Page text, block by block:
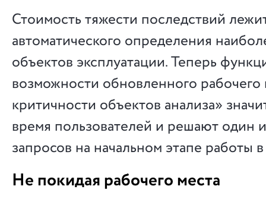
Стоимость тяжести последствий
автоматического определения
объектов эксплуатации. Теперь
возможности обновленного
критичности объектов анализа»
время пользователей и решают один
запросов на начальном этапе работы
Не покидая рабочего места